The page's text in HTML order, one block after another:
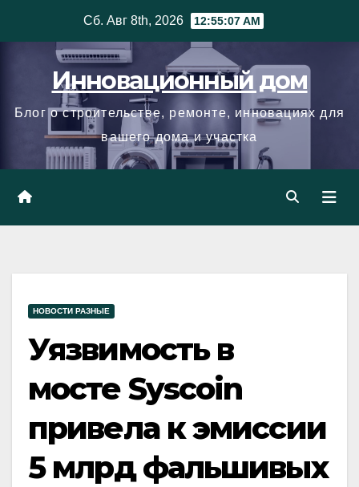
Сб. Авг 8th, 2026 12:55:08 AM
Инновационный дом
Блог о строительстве, ремонте, инновациях для
вашего дома и участка
НОВОСТИ РАЗНЫЕ
Уязвимость в
мосте Syscoin
привела к эмиссии
5 млрд фальшивых